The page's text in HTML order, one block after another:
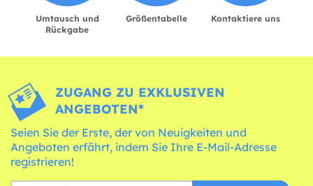
Umtausch und
Rückgabe
Größentabelle Kontaktiere uns
ZUGANG ZU EXKLUSIVEN
ANGEBOTEN*
Seien Sie der Erste, der von Neuigkeiten und
Angeboten erfährt, indem Sie Ihre E-Mail-Adresse
registrieren!